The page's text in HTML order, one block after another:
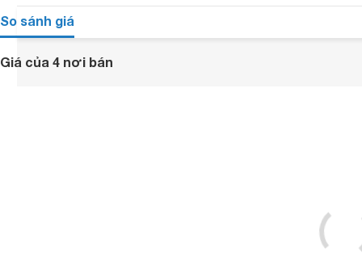
So sánh giá
Giá của 4 nơi bán